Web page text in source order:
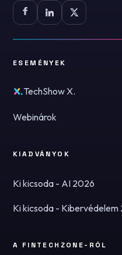
ESEMÉNYEK
TechShow X.
Webinárok
KIADVÁNYOK
Ki kicsoda - AI 2026
Ki kicsoda - Kibervédelem
A FINTECHZONE-RÓL